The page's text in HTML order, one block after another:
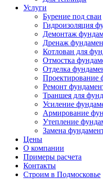
Услуги
Бурение под сваи
Гидроизоляция
Демонтаж
Дренаж
Котлован для
Отмостка
Отделка
Проектирование
Ремонт
Траншея для
Усиление
Армирование
Утепление
Замена
Цены
О компании
Примеры расчета
Контакты
Строим в Подмосковье